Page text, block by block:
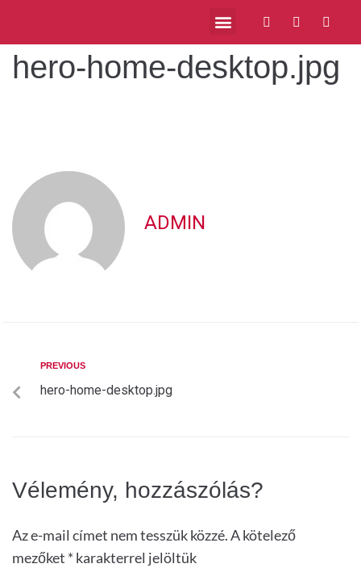
hero-home-desktop.jpg
ADMIN
PREVIOUS
hero-home-desktop.jpg
Vélemény, hozzászólás?
Az e-mail címet nem tesszük közzé.A kötelező
mezőket * karakterrel jelöltük